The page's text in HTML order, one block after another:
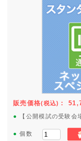
販売価格(税込) ：
● 【公開模試の受験会
● 個数